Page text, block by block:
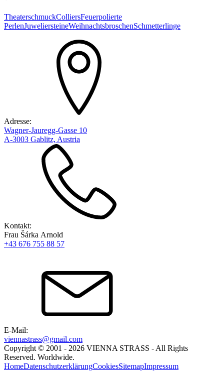
TheaterschmuckColliersFeuerpolierte
PerlenJuweliersteineWeihnachtsbroschenSchmetterlinge
Adresse:
Wagner-Jauregg-Gasse 10
A-3003 Gablitz, Austria
Kontakt:
Frau Šárka Arnold
+43 676 755 88 57
E-Mail:
viennastrass@gmail.com
Copyright © 2001 - 2026 VIENNA STRASS - All Rights
Reserved. Worldwide.
HomeDatenschutzerklärungCookiesSitemapImpressum